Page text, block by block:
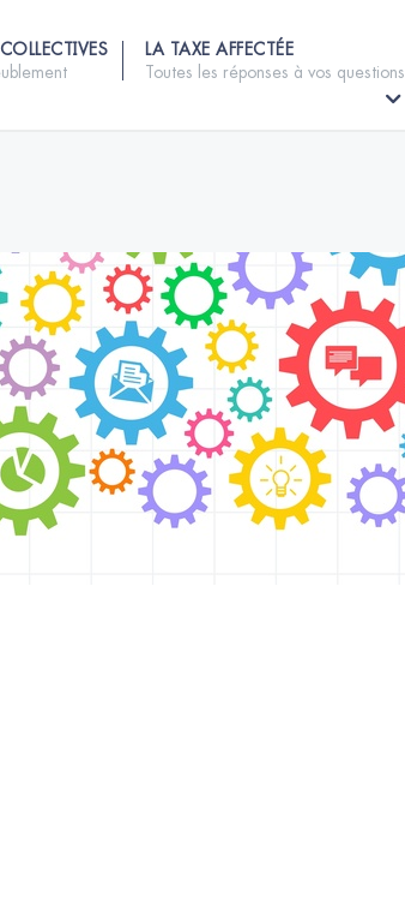
LA TAXE AFFECTÉE
Toutes les réponses à vos questions